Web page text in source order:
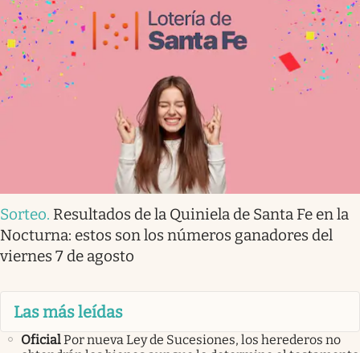
Sorteo. Resultados de la Quiniela de Santa Fe en la
Nocturna: estos son los números ganadores del
viernes 7 de agosto
Las más leídas
OficialPor nueva Ley de Sucesiones, los herederos no